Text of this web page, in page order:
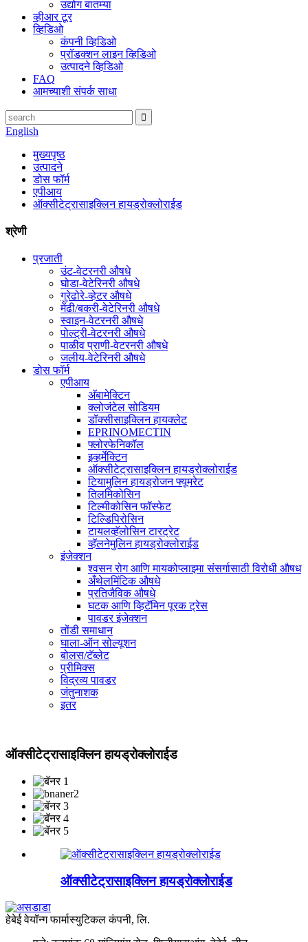
उद्योग बातम्या
व्हीआर टूर
व्हिडिओ
कंपनी व्हिडिओ
प्रॉडक्शन लाइन व्हिडिओ
उत्पादने व्हिडिओ
FAQ
आमच्याशी संपर्क साधा
English
मुख्यपृष्ठ
उत्पादने
डोस फॉर्म
एपीआय
ऑक्सीटेट्रासाइक्लिन हायड्रोक्लोराईड
श्रेणी
प्रजाती
उंट-वेटरनरी औषधे
घोडा-वेटेरिनरी औषधे
गुरेढोरे-व्हेटर औषधे
मेंढी/बकरी-वेटेरिनरी औषधे
स्वाइन-वेटरनरी औषधे
पोल्ट्री-वेटरनरी औषधे
पाळीव प्राणी-वेटरनरी औषधे
जलीय-वेटेरिनरी औषधे
डोस फॉर्म
एपीआय
अ‍ॅबामेक्टिन
क्लोजंटेल सोडियम
डॉक्सीसाइक्लिन हायक्लेट
EPRINOMECTIN
फ्लोरफेनिकॉल
इव्हर्मेक्टिन
ऑक्सीटेट्रासाइक्लिन हायड्रोक्लोराईड
टियामुलिन हायड्रोजन फ्यूमरेट
तिलमिकोसिन
टिल्मीकोसिन फॉस्फेट
टिल्डिपिरोसिन
टायलव्हॅलोसिन टारट्रेट
व्हॅलनेमुलिन हायड्रोक्लोराईड
इंजेक्शन
श्वसन रोग आणि मायकोप्लाझ्मा संसर्गासाठी विरोधी औषध
अँथेलमिंटिक औषधे
प्रतिजैविक औषधे
घटक आणि व्हिटॅमिन पूरक ट्रेस
पावडर इंजेक्शन
तोंडी समाधान
घाला-ऑन सोल्यूशन
बोलस/टॅब्लेट
प्रीमिक्स
विद्रव्य पावडर
जंतुनाशक
इतर
ऑक्सीटेट्रासाइक्लिन हायड्रोक्लोराईड
ऑक्सीटेट्रासाइक्लिन हायड्रोक्लोराईड
हेबेई वेयॉन्ग फार्मास्युटिकल कंपनी, लि.